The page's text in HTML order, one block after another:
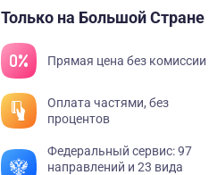
Только на Большой Стране
Прямая цена без комиссии
Оплата частями, без
процентов
Федеральный сервис: 97
направлений и 23 вида